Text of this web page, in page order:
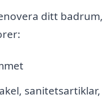
ditt badrum,
sanitetsartiklar,